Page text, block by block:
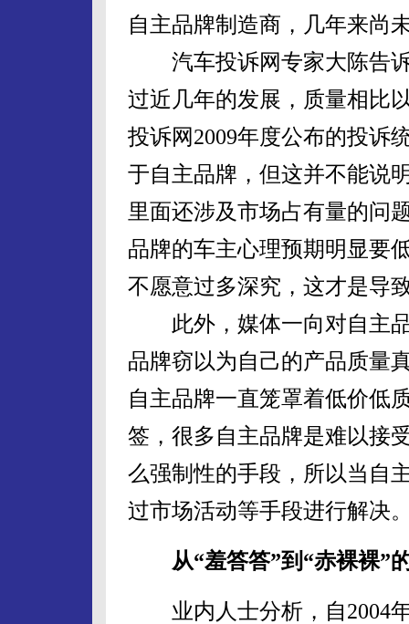
自主品牌制造商，几年来尚
汽车投诉网专家大陈告诉
过近几年的发展，质量相比
投诉网2009年度公布的投诉
于自主品牌，但这并不能说
里面还涉及市场占有量的问
品牌的车主心理预期明显要
不愿意过多深究，这才是导
此外，媒体一向对自主品
品牌窃以为自己的产品质量
自主品牌一直笼罩着低价低
签，很多自主品牌是难以接
么强制性的手段，所以当自
过市场活动等手段进行解决
从“羞答答”到“赤裸裸”
业内人士分析，自2004年